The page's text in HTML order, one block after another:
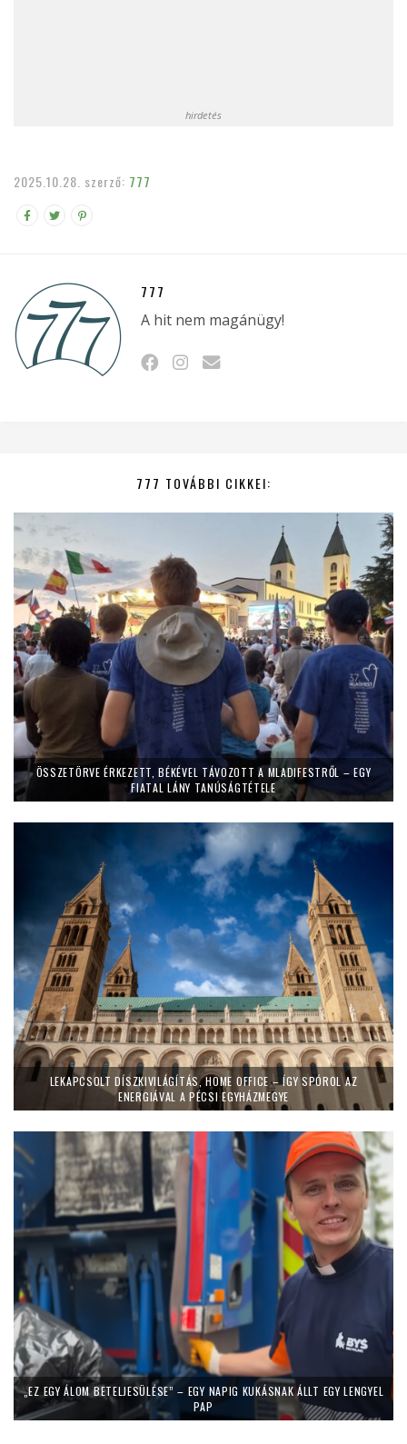
hirdetés
2025.10.28. szerző: 777
777
A hit nem magánügy!
777 TOVÁBBI CIKKEI:
ÖSSZETÖRVE ÉRKEZETT, BÉKÉVEL TÁVOZOTT A MLADIFESTRŐL – EGY
FIATAL LÁNY TANÚSÁGTÉTELE
LEKAPCSOLT DÍSZKIVILÁGÍTÁS, HOME OFFICE – ÍGY SPÓROL AZ
ENERGIÁVAL A PÉCSI EGYHÁZMEGYE
„EZ EGY ÁLOM BETELJESÜLÉSE” – EGY NAPIG KUKÁSNAK ÁLLT EGY LENGYEL
PAP